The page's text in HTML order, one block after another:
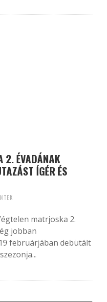
2. ÉVADÁNAK
ÍGÉR ÉS
matrjoska 2.
jobban
februárjában debütált